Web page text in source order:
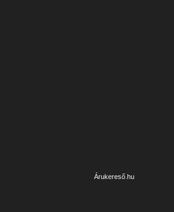
Árukereső.hu